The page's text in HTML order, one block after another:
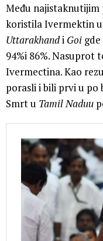
Među najistaknutijim
koristila Ivermektin
Uttarakhandi Goi
94%i 86%. Nasuprot
Ivermectina. Kao
porasli i bili prvi u po
Smrt u Tamil Naduu